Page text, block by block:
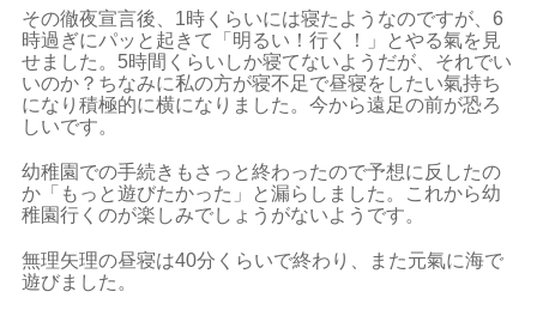
その徹夜宣言後、1時くらいには寝たようなのですが、6
時過ぎにパッと起きて「明るい！行く！」とやる氣を見
せました。5時間くらいしか寝てないようだが、それでい
いのか？ちなみに私の方が寝不足で昼寝をしたい氣持ち
になり積極的に横になりました。今から遠足の前が恐ろ
しいです。
幼稚園での手続きもさっと終わったので予想に反したの
か「もっと遊びたかった」と漏らしました。これから幼
稚園行くのが楽しみでしょうがないようです。
無理矢理の昼寝は40分くらいで終わり、また元氣に海で
遊びました。